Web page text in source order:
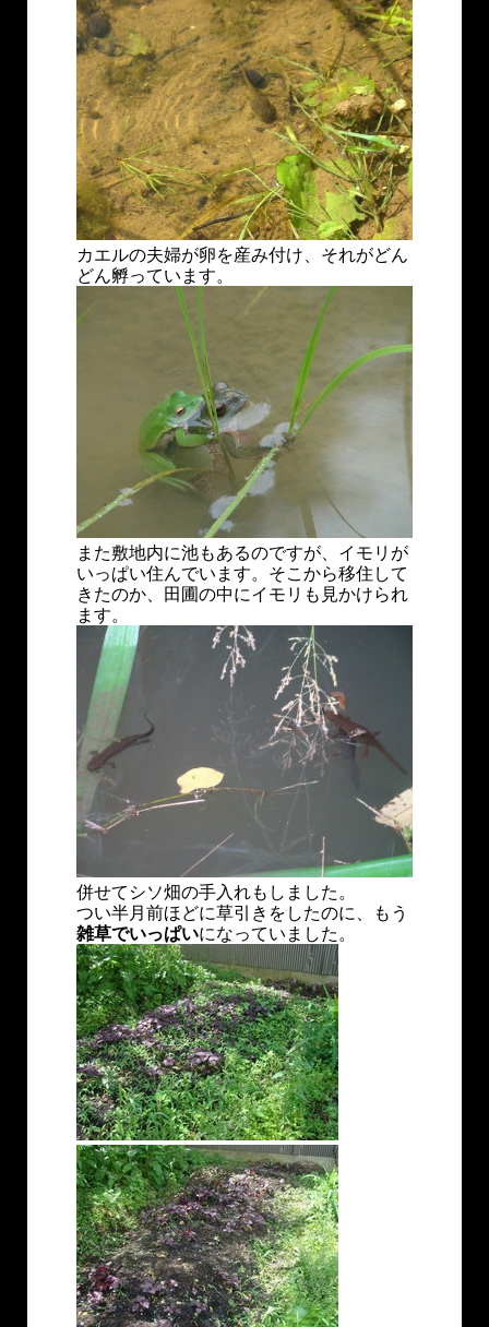
カエルの夫婦が卵を産み付け、それがどん
どん孵っています。
また敷地内に池もあるのですが、イモリが
いっぱい住んでいます。そこから移住して
きたのか、田圃の中にイモリも見かけられ
ます。
併せてシソ畑の手入れもしました。
つい半月前ほどに草引きをしたのに、もう
雑草でいっぱいになっていました。